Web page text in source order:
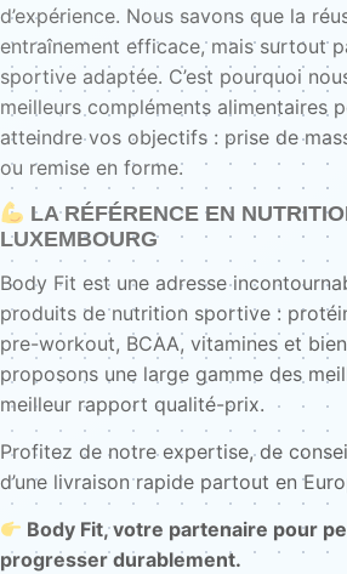
d’expérience. Nous savons que la
entraînement efficace, mais surtout
sportive adaptée. C’est pourquoi
meilleurs compléments alimentaires
atteindre vos objectifs : prise de
ou remise en forme.
LA RÉFÉRENCE EN
LUXEMBOURG
Body Fit est une adresse
produits de nutrition sportive :
pre-workout, BCAA, vitamines et
proposons une large gamme des
meilleur rapport qualité-prix.
Profitez de notre expertise, de
d’une livraison rapide partout en
Body Fit, votre partenaire pour
progresser durablement.